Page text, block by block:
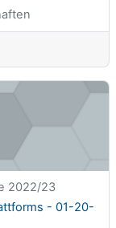
- 01-20-
2022/23
- 01-20-